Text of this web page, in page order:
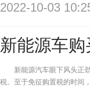
2022-10-03
新能源车
新能源汽车眼下风头正
税。至于免征购置税的时间